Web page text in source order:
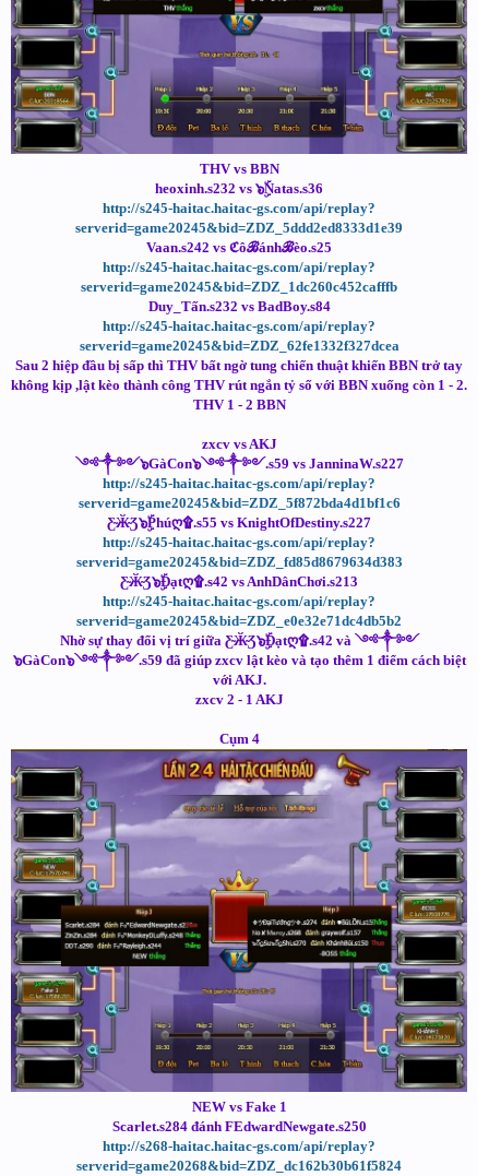
THV vs BBN
heoxinh.s232 vs ๖ۣۜNatas.s36
http://s245-haitac.haitac-gs.com/api/replay?
serverid=game20245&bid=ZDZ_5ddd2ed8333d1e39
Vaan.s242 vs ℭôℬánhℬèo.s25
http://s245-haitac.haitac-gs.com/api/replay?
serverid=game20245&bid=ZDZ_1dc260c452cafffb
Duy_Tấn.s232 vs BadBoy.s84
http://s245-haitac.haitac-gs.com/api/replay?
serverid=game20245&bid=ZDZ_62fe1332f327dcea
Sau 2 hiệp đầu bị sấp thì THV bất ngờ tung chiến thuật khiến BBN trở tay
không kịp ,lật kèo thành công THV rút ngắn tỷ số với BBN xuống còn 1 - 2.
THV 1 - 2 BBN
zxcv vs AKJ
༺༒༻๖GàCon๖༺༒༻.s59 vs JanninaW.s227
http://s245-haitac.haitac-gs.com/api/replay?
serverid=game20245&bid=ZDZ_5f872bda4d1bf1c6
Ƹ̴Ӂ̴Ʒ๖ۣۜPhúღ۩.s55 vs KnightOfDestiny.s227
http://s245-haitac.haitac-gs.com/api/replay?
serverid=game20245&bid=ZDZ_fd85d8679634d383
Ƹ̴Ӂ̴Ʒ๖ۣۜĐạtღ۩.s42 vs AnhDânChơi.s213
http://s245-haitac.haitac-gs.com/api/replay?
serverid=game20245&bid=ZDZ_e0e32e71dc4db5b2
Nhờ sự thay đổi vị trí giữa Ƹ̴Ӂ̴Ʒ๖ۣۜĐạtღ۩.s42 và ༺༒༻
๖GàCon๖༺༒༻.s59 đã giúp zxcv lật kèo và tạo thêm 1 điểm cách biệt
với AKJ.
zxcv 2 - 1 AKJ
Cụm 4
NEW vs Fake 1
Scarlet.s284 đánh FEdwardNewgate.s250
http://s268-haitac.haitac-gs.com/api/replay?
serverid=game20268&bid=ZDZ_dc162b30b61f5824